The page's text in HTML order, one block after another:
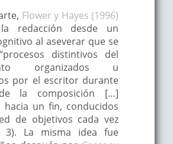
Flower y Hayes (1996)
redacción desde un
al aseverar que se
distintivos del
organizados u
por el escritor durante
la composición […]
hacia un fin, conducidos
de objetivos cada vez
3). La misma idea fue